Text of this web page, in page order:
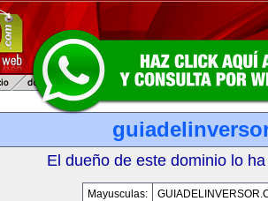
El dueño de este dominio lo
Mayusculas: